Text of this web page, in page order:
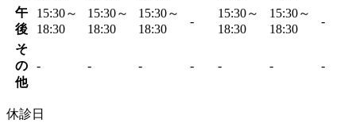
午
後
15:30～
18:30
15:30～
18:30
15:30～
18:30
-
15:30～
18:30
15:30～
18:30
-
そ
の
他
- - - - - - -
休診日